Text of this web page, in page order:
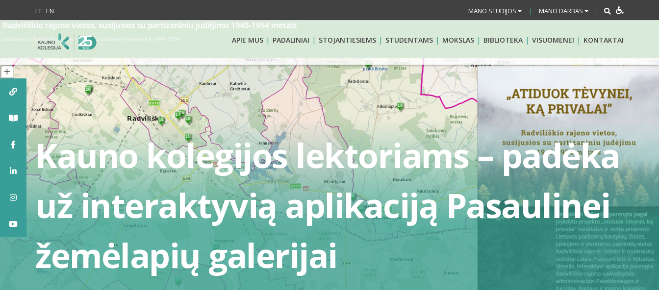
LT EN MANO STUDIJOS | MANO DARBAS |
APIE MUS PADALINIAI STOJANTIESIEMS STUDENTAMS MOKSLAS BIBLIOTEKA VISUOMENEI KONTAKTAI
Kauno kolegijos lektoriams – padėka
už interaktyvią aplikaciją Pasaulinei
žemėlapių galerijai